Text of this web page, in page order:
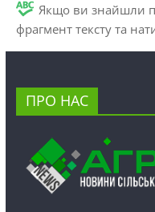
Якщо ви знайшли
фрагмент тексту та
ПРО НАС